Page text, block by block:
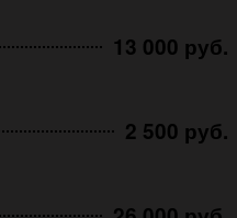
13 000 руб.
2 500 руб.